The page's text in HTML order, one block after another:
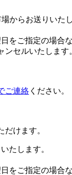
からお送りいたし
をご指定の場合
セルいたします
ご連絡 ください。
けます。
たします。
をご指定の場合